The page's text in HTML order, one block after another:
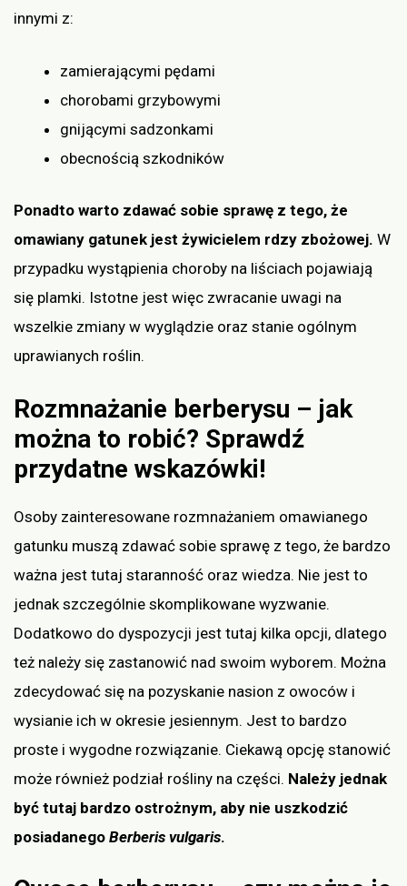
innymi z:
zamierającymi pędami
chorobami grzybowymi
gnijącymi sadzonkami
obecnością szkodników
Ponadto warto zdawać sobie sprawę z tego, że
omawiany gatunek jest żywicielem rdzy zbożowej. W
przypadku wystąpienia choroby na liściach pojawiają
się plamki. Istotne jest więc zwracanie uwagi na
wszelkie zmiany w wyglądzie oraz stanie ogólnym
uprawianych roślin.
Rozmnażanie berberysu – jak
można to robić? Sprawdź
przydatne wskazówki!
Osoby zainteresowane rozmnażaniem omawianego
gatunku muszą zdawać sobie sprawę z tego, że bardzo
ważna jest tutaj staranność oraz wiedza. Nie jest to
jednak szczególnie skomplikowane wyzwanie.
Dodatkowo do dyspozycji jest tutaj kilka opcji, dlatego
też należy się zastanowić nad swoim wyborem. Można
zdecydować się na pozyskanie nasion z owoców i
wysianie ich w okresie jesiennym. Jest to bardzo
proste i wygodne rozwiązanie. Ciekawą opcję stanowić
może również podział rośliny na części. Należy jednak
być tutaj bardzo ostrożnym, aby nie uszkodzić
posiadanego Berberis vulgaris.